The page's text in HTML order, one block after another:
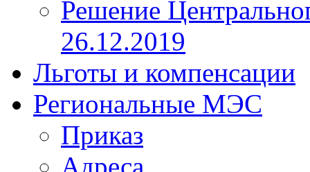
Решение
26.12.2019
Льготы и компенсации
Региональные МЭС
Приказ
Адреса